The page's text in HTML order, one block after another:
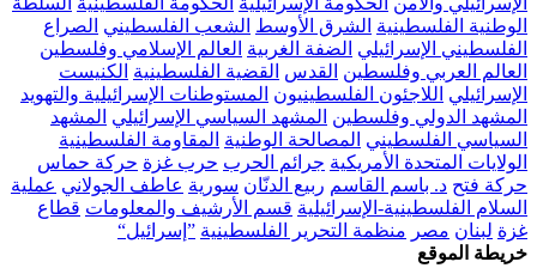
الوطنية الفلسطينية الشرق الأوسط الشعب الفلسطيني الصراع
الفلسطيني الإسرائيلي الضفة الغربية العالم الإسلامي وفلسطين
العالم العربي وفلسطين القدس القضية الفلسطينية الكنيست
الإسرائيلي اللاجئون الفلسطينيون المستوطنات الإسرائيلية والتهويد
المشهد الدولي وفلسطين المشهد السياسي الإسرائيلي المشهد
السياسي الفلسطيني المصالحة الوطنية المقاومة الفلسطينية
الولايات المتحدة الأمريكية جرائم الحرب حرب غزة حركة حماس
حركة فتح د. باسم القاسم ربيع الدنّان سورية عاطف الجولاني عملية
السلام الفلسطينية-الإسرائيلية قسم الأرشيف والمعلومات قطاع
غزة لبنان مصر منظمة التحرير الفلسطينية ”إسرائيل“
خريطة الموقع